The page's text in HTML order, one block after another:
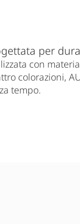
per
con
colorazioni,
tempo.